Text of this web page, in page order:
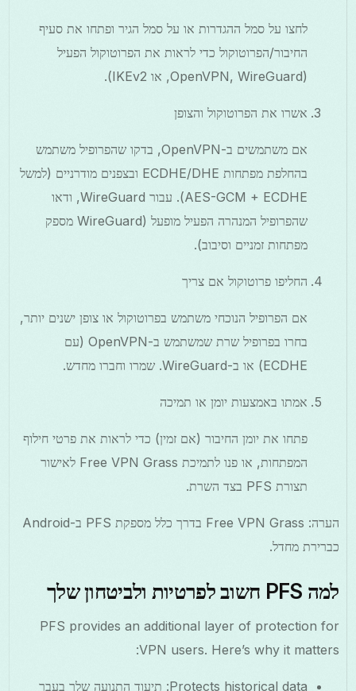
לחצו על סמל ההגדרות או על סמל הגיר ופתחו את סעיף
החיבור/הפרוטוקול כדי לראות את הפרוטוקול הפעיל
(OpenVPN, WireGuard, או IKEv2).
אשרו את הפרוטוקול והצופן
אם משתמשים ב-OpenVPN, בדקו שהפרופיל משתמש
בהחלפת מפתחות ECDHE/DHE ובצפנים מודרניים (למשל
AES-GCM + ECDHE). עבור WireGuard, ודאו
שהפרופיל המנהרה הפעיל מופעל (WireGuard מספק
מפתחות זמניים וסיבוב).
החליפו פרוטוקול אם צריך
אם הפרופיל הנוכחי משתמש בפרוטוקול או צופן ישנים יותר,
בחרו בפרופיל שרת שמשתמש ב-OpenVPN (עם
ECDHE) או ב-WireGuard. שמרו וחברו מחדש.
אמתו באמצעות יומן או תמיכה
פתחו את יומן החיבור (אם זמין) כדי לראות את פרטי חילוף
המפתחות, או פנו לתמיכת Free VPN Grass לאישור
תצורת PFS בצד השרת.
הערה: Free VPN Grass בדרך כלל מספקת PFS ב-Android
כברירת מחדל.
למה PFS חשוב לפרטיות ולביטחון שלך
PFS provides an additional layer of protection for
VPN users. Here’s why it matters:
Protects historical data: תיעוד התנועה שלך בעבר